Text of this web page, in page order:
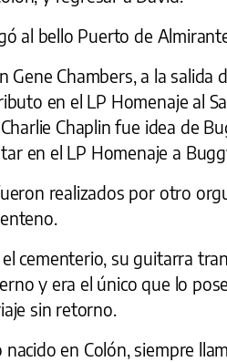
al bello Puerto de
Gene Chambers, a la salida
en el LP Homenaje al
Chaplin fue idea de
en el LP Homenaje a
realizados por otro
cementerio, su guitarra
y era el único que lo
sin retorno.
en Colón, siempre